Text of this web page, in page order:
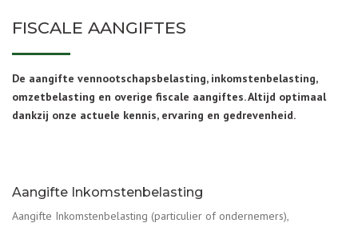
FISCALE AANGIFTES
De aangifte vennootschapsbelasting, inkomstenbelasting,
omzetbelasting en overige fiscale aangiftes. Altijd optimaal
dankzij onze actuele kennis, ervaring en gedrevenheid.
Aangifte Inkomstenbelasting
Aangifte Inkomstenbelasting (particulier of ondernemers),